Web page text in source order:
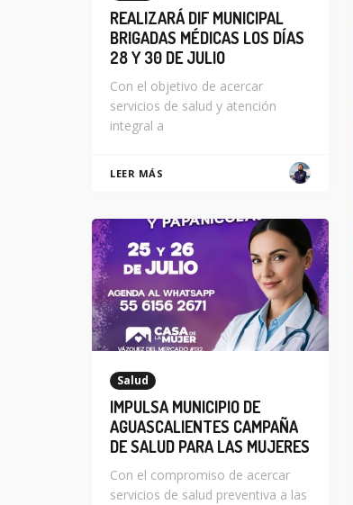
REALIZARÁ DIF MUNICIPAL
BRIGADAS MÉDICAS LOS DÍAS
28 Y 30 DE JULIO
Con el objetivo de acercar
servicios de salud y atención
integral a
LEER MÁS
Salud
IMPULSA MUNICIPIO DE
AGUASCALIENTES CAMPAÑA
DE SALUD PARA LAS MUJERES
Con el compromiso de acercar
servicios de salud preventiva a las